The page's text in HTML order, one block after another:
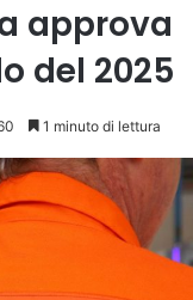
approva
del 2025
1 minuto di lettura